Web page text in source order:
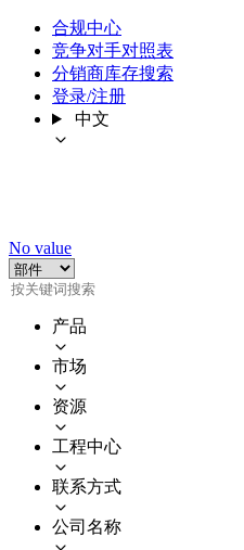
合规中心
竞争对手对照表
分销商库存搜索
登录/注册
中文
No value
产品
市场
资源
工程中心
联系方式
公司名称